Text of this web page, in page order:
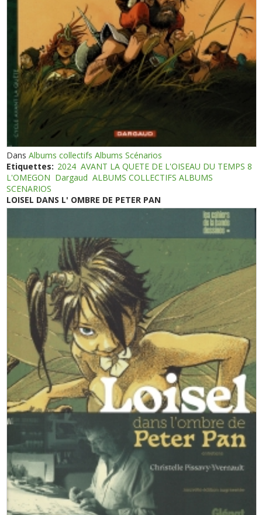
DansAlbums collectifs Albums Scénarios
Etiquettes: 2024 AVANT LA QUETE DE L'OISEAU DU TEMPS 8
L'OMEGON Dargaud ALBUMS COLLECTIFS ALBUMS
SCENARIOS
LOISEL DANS L' OMBRE DE PETER PAN